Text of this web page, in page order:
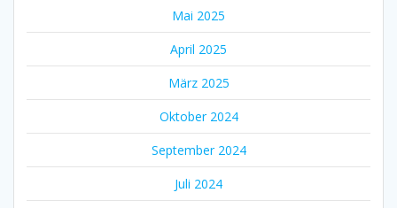
Mai 2025
April 2025
März 2025
Oktober 2024
September 2024
Juli 2024